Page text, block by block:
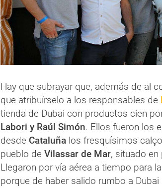
Hay que subrayar que, además de al
que atribuírselo a los responsables de
tienda de Dubai con productos cien
Labori y Raúl Simón. Ellos fueron los
desde Cataluña los fresquísimos
pueblo de Vilassar de Mar, situado en
Llegaron por vía aérea a tiempo para
porque de haber salido rumbo a Dubai